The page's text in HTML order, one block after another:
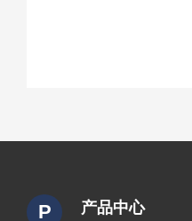
P 产品中心